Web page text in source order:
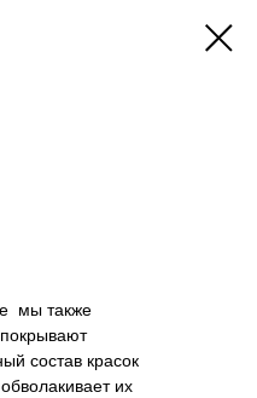
мы также
состав красок
их